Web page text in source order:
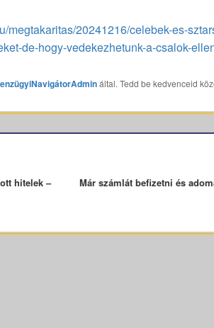
megtakaritas/20241216/celebek-es-
de-hogy-vedekezhetunk-a-csalok-
által. Tedd be kedvenceid
hitelek –
Már számlát befizetni és